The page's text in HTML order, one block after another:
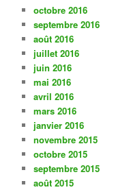
octobre 2016
septembre 2016
août 2016
juillet 2016
juin 2016
mai 2016
avril 2016
mars 2016
janvier 2016
novembre 2015
octobre 2015
septembre 2015
août 2015